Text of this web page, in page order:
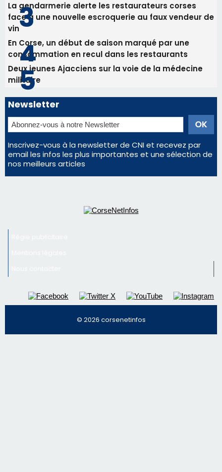
La gendarmerie alerte les restaurateurs corses
face à une nouvelle escroquerie au faux vendeur de
vin
En Corse, un début de saison marqué par une
consommation en recul dans les restaurants
Deux jeunes Ajacciens sur la voie de la médecine
militaire
Newsletter
Inscrivez-vous à la newsletter de CNI et recevez par
email les infos les plus importantes et une sélection de
nos meilleurs articles
© 2026 corsenetinfos